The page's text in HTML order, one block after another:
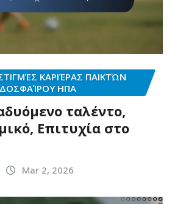
ΚΑΡΙΈΡΑΣ ΠΑΙΚΤΏΝ
ΗΠΑ
ταλέντο,
Επιτυχία στο
Mar 2, 2026